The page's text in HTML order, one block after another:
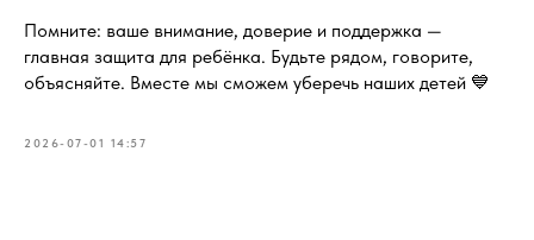
Помните: ваше внимание, доверие и поддержка —
главная защита для ребёнка. Будьте рядом, говорите,
объясняйте. Вместе мы сможем уберечь наших детей 💙
2026-07-01 14:57